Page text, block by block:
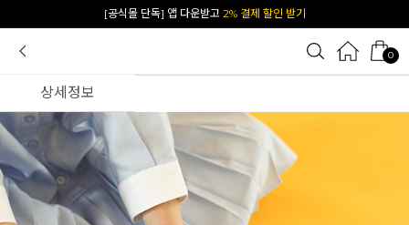
카카오 플친 추가하면1천원 즉시 할인 쿠폰
0
상세정보